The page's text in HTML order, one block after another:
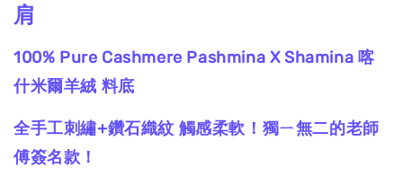
肩
100% Pure Cashmere Pashmina X Shamina 喀
什米爾羊絨 料底
全手工刺繡+鑽石織紋 觸感柔軟！獨ㄧ無二的老師
傅簽名款！